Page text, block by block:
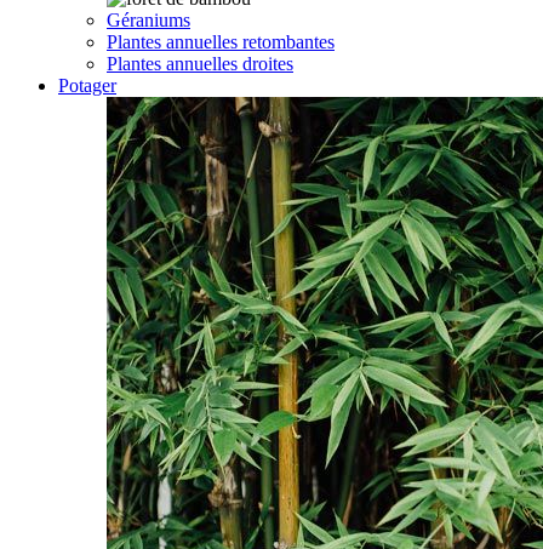
Géraniums
Plantes annuelles retombantes
Plantes annuelles droites
Potager